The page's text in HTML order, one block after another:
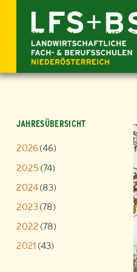
contentSCHULEN NEWS
JAHRESÜBERSICHT
2026(46)
2025 (74)
2024(83)
2023(78)
2022 (78)
2021 (43)